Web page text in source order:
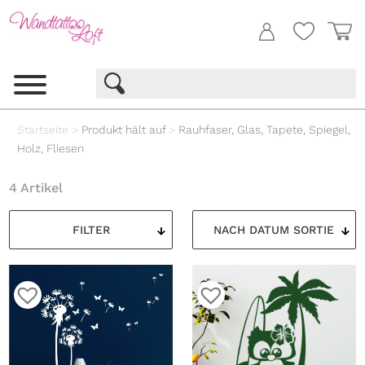
Startseite > Produkt hält auf> Rauhfaser, Glas, Tapete, Spiegel,
Holz, Fliesen
FILTER
4 Artikel